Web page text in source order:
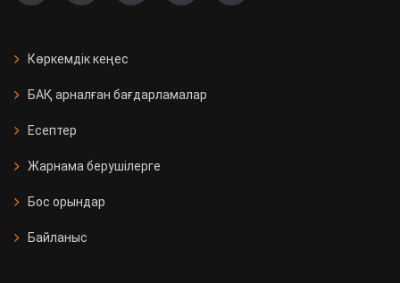
Көркемдік кеңес
БАҚ арналған бағдарламалар
Есептер
Жарнама берушілерге
Бос орындар
Байланыс